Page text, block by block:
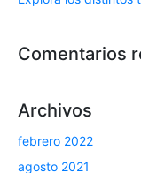
Comentarios
Archivos
febrero 2022
agosto 2021